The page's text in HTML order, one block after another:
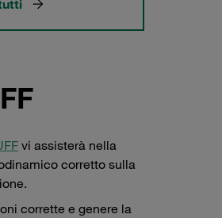
vi assisterà nella
corretto sulla
corrette e genere la